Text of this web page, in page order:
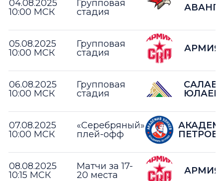
04.08.2025
10:00 МСК
Групповая
стадия
05.08.2025
10:00 МСК
Групповая
стадия
АРМИЯ
06.08.2025
10:00 МСК
Групповая
стадия
ЮЛАЕВ
07.08.2025
10:00 МСК
«Серебряный»
плей-офф
08.08.2025
10:15 МСК
Матчи за 17-
20 места
АРМИЯ